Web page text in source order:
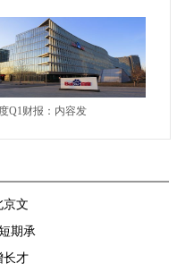
2.22亿 同比增长
28%
Q1财报：内容发
京文
期承
长才